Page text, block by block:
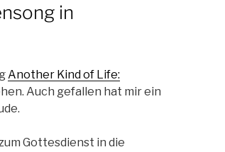
in
Another Kind of Life:
Auch gefallen hat mir ein
Gottesdienst in die